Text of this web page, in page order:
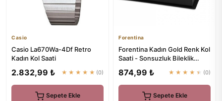
Casio
Casio La670Wa-4Df Retro
Kadın Kol Saati
2.832,99 ₺ ★★★★★ (0)
Sepete Ekle
Forentina
Forentina Kadın Gold Renk Kol
Saati - Sonsuzluk Bileklik
874,99 ₺ ★★★★★ (0)
Sepete Ekle